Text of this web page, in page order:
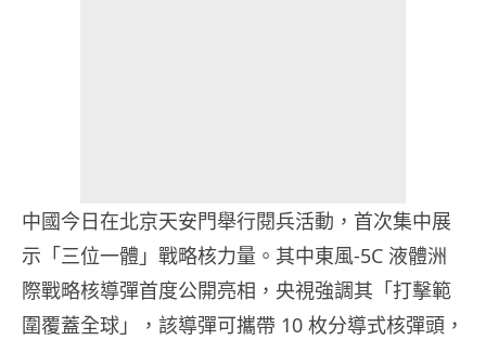
中國今日在北京天安門舉行閱兵活動，首次集中展
示「三位一體」戰略核力量。其中東風-5C 液體洲
際戰略核導彈首度公開亮相，央視強調其「打擊範
圍覆蓋全球」，該導彈可攜帶 10 枚分導式核彈頭，